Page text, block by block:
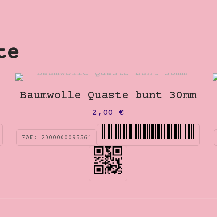
Baumwolle Quaste bunt 30mm
2,00€
EAN: 2000000095561